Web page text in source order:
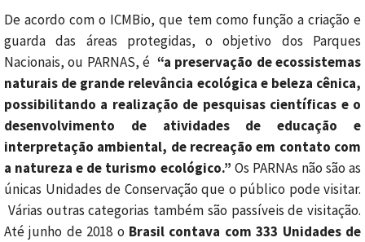
De acordo com o ICMBio, que tem como função a criação e
guarda das áreas protegidas, o objetivo dos Parques
Nacionais, ou PARNAS, é “a preservação de ecossistemas
naturais de grande relevância ecológica e beleza cênica,
possibilitando a realização de pesquisas científicas e o
desenvolvimento de atividades de educação e
interpretação ambiental, de recreação em contato com
a natureza e de turismo ecológico.” Os PARNAs não são as
únicas Unidades de Conservação que o público pode visitar.
Várias outras categorias também são passíveis de visitação.
Até junho de 2018 o Brasil contava com 333 Unidades de